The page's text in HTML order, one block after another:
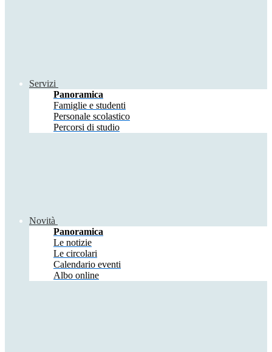
Servizi
Panoramica
Famiglie e studenti
Personale scolastico
Percorsi di studio
Novità
Panoramica
Le notizie
Le circolari
Calendario eventi
Albo online